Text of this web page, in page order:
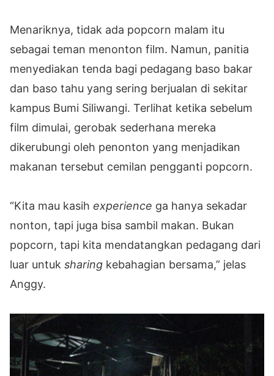
Menariknya, tidak ada popcorn malam itu
sebagai teman menonton film. Namun, panitia
menyediakan tenda bagi pedagang baso bakar
dan baso tahu yang sering berjualan di sekitar
kampus Bumi Siliwangi. Terlihat ketika sebelum
film dimulai, gerobak sederhana mereka
dikerubungi oleh penonton yang menjadikan
makanan tersebut cemilan pengganti popcorn.
“Kita mau kasih experience ga hanya sekadar
nonton, tapi juga bisa sambil makan. Bukan
popcorn, tapi kita mendatangkan pedagang dari
luar untuk sharing kebahagian bersama,” jelas
Anggy.